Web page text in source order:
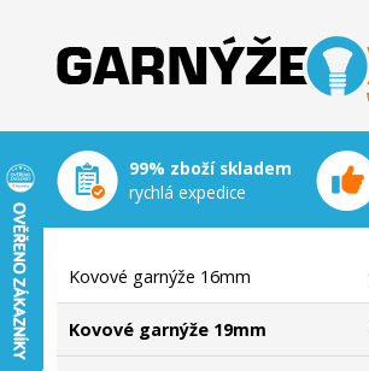
Garnýže Hebr
99% zboží skladem
rychlá expedice
Kovové garnýže 16mm
Kovové garnýže 19mm